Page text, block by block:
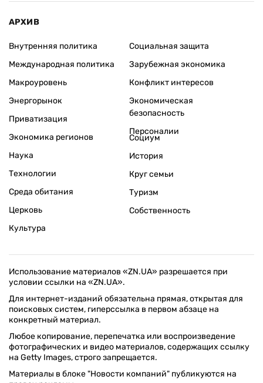
АРХИВ
Внутренняя политика
Международная политика
Макроуровень
Энергорынок
Приватизация
Экономика регионов
Социальная защита
Зарубежная экономика
Конфликт интересов
Экономическая
безопасность
Персоналии
Наука
Технологии
Среда обитания
Церковь
Культура
Социум
История
Круг семьи
Туризм
Собственность
Использование материалов «ZN.UA» разрешается при
условии ссылки на «ZN.UA».
Для интернет-изданий обязательна прямая, открытая для
поисковых систем, гиперссылка в первом абзаце на
конкретный материал.
Любое копирование, перепечатка или воспроизведение
фотографических и видео материалов, содержащих ссылку
на Getty Images, строго запрещается.
Материалы в блоке "Новости компаний" публикуются на